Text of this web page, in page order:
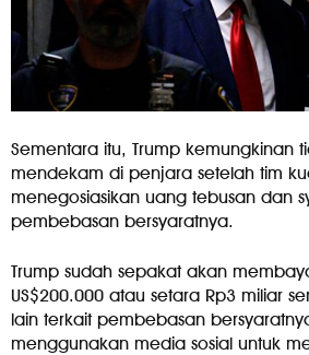
Sementara itu, Trump kemungkinan
mendekam di penjara setelah tim
menegosiasikan uang tebusan dan
pembebasan bersyaratnya.
Trump sudah sepakat akan
US$200.000 atau setara Rp3 miliar
lain terkait pembebasan
menggunakan media sosial untuk